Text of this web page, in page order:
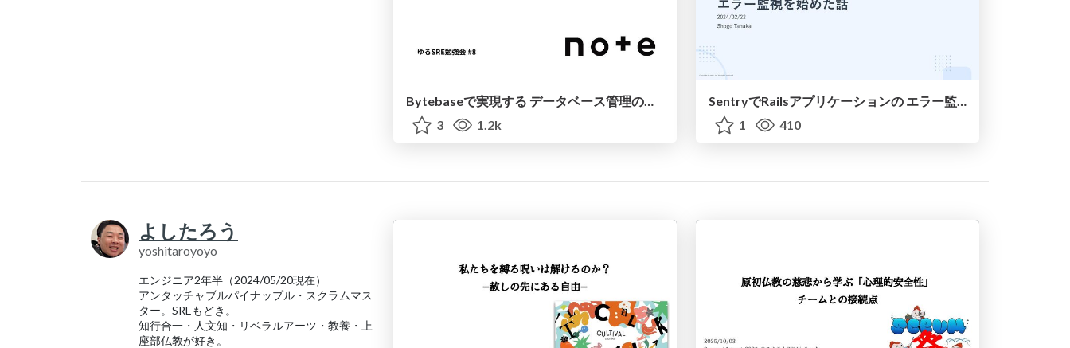
3
1.2k
1
410
よしたろう
yoshitaroyoyo
エンジニア2年半（2024/05/20現在）
アンタッチャブルパイナップル・スクラムマス
ター。SREもどき。
知行合一・人文知・リベラルアーツ・教養・上
座部仏教が好き。